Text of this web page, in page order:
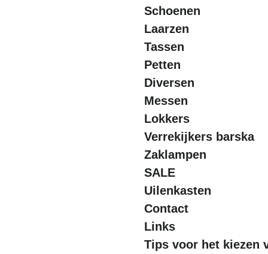
Schoenen
Laarzen
Tassen
Petten
Diversen
Messen
Lokkers
Verrekijkers barska
Zaklampen
SALE
Uilenkasten
Contact
Links
Tips voor het kiezen